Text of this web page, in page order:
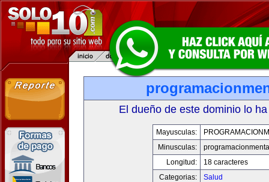
El dueño de este dominio lo
Mayusculas:
Minusculas:
Longitud:
18 caracteres
Categorias:
Salud